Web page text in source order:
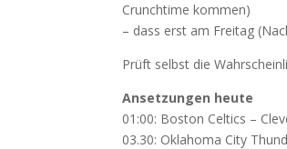
Crunchtime kommen)
– dass erst am Freitag
Prüft selbst die
Ansetzungen heute
01:00: Boston Celtics –
03.30: Oklahoma City